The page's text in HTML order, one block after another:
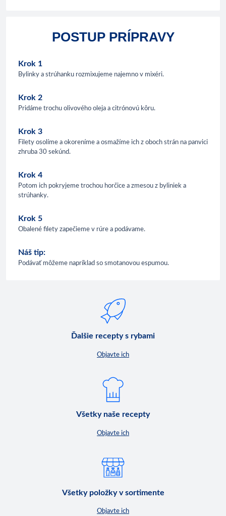
POSTUP PRÍPRAVY
Krok 1
Bylinky a strúhanku rozmixujeme najemno v mixéri.
Krok 2
Pridáme trochu olivového oleja a citrónovú kôru.
Krok 3
Filety osolíme a okoreníme a osmažíme ich z oboch strán na panvici
zhruba 30 sekúnd.
Krok 4
Potom ich pokryjeme trochou horčice a zmesou z byliniek a
strúhanky.
Krok 5
Obalené filety zapečieme v rúre a podávame.
Náš tip:
Podávať môžeme napríklad so smotanovou espumou.
Ďalšie recepty s rybami
Objavte ich
Všetky naše recepty
Objavte ich
Všetky položky v sortimente
Objavte ich